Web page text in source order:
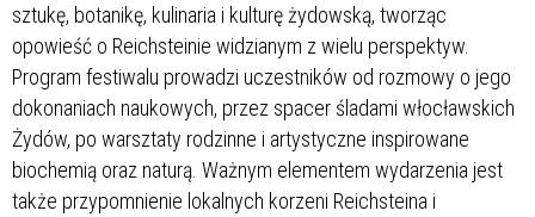
sztukę, botanikę, kulinaria i kulturę żydowską, tworząc
opowieść o Reichsteinie widzianym z wielu perspektyw.
Program festiwalu prowadzi uczestników od rozmowy o jego
dokonaniach naukowych, przez spacer śladami włocławskich
Żydów, po warsztaty rodzinne i artystyczne inspirowane
biochemią oraz naturą. Ważnym elementem wydarzenia jest
także przypomnienie lokalnych korzeni Reichsteina i